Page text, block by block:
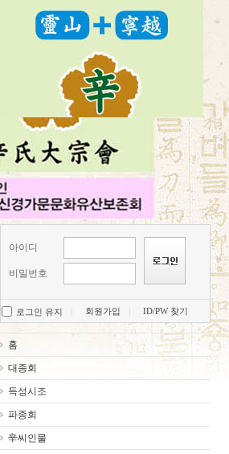
아이디
비밀번호
로그인 유지 회원가입 ID/PW 찾기
홈
대종회
득성시조
파종회
辛씨인물